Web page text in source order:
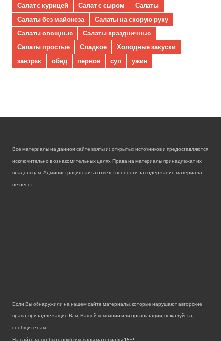
Салат с курицей
Салат с сыром
Салаты
Салаты без майонеза
Салаты на скорую руку
Салаты овощные
Салаты праздничные
Салаты простые
Сладкое
Холодные закуски
завтрак
обед первое суп ужин
Все материалы на данном сайте взяты из открытых источников и предоставляются
исключительно в ознакомительных целях. Права на материалы принадлежат их
владельцам. Администрация сайта ответственности за содержание материала
не несет.
Если Вы обнаружили на нашем сайте материалы, которые нарушают авторские
права, принадлежащие Вам, Вашей компании или организации, пожалуйста,
сообщите нам.
На сайте могут быть опубликованы материалы 18+!